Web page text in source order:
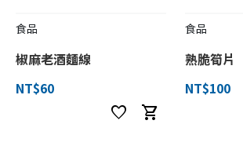
食品
椒麻老酒麵線
NT$60
favorite shopping_cart
食品
熟脆筍片
NT$100